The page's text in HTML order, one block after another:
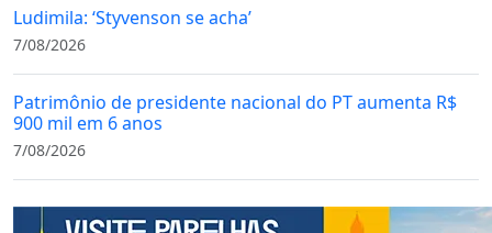
Ludimila: ‘Styvenson se acha’
7/08/2026
Patrimônio de presidente nacional do PT aumenta R$
900 mil em 6 anos
7/08/2026